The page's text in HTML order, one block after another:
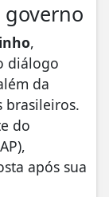
governo
,
diálogo
da
brasileiros.
do
após sua